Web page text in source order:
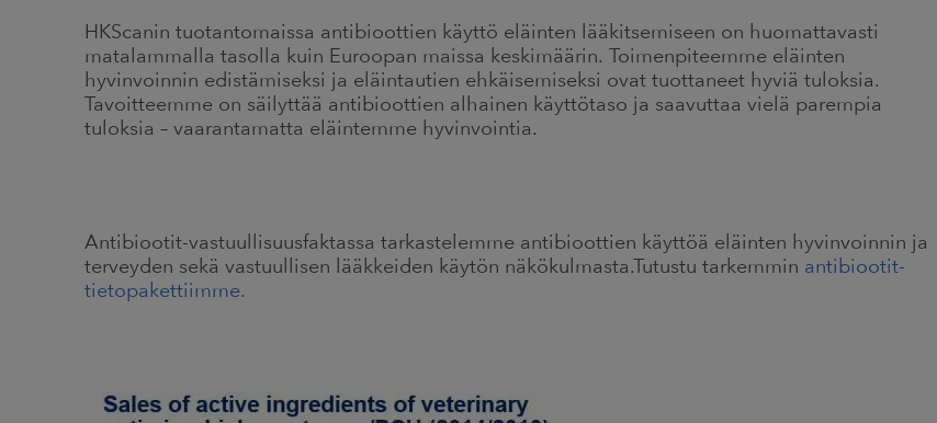
HKScanin tuotantomaissa antibioottien käyttö eläinten lääkitsemiseen on huomattavasti
matalammalla tasolla kuin Euroopan maissa keskimäärin. Toimenpiteemme eläinten
hyvinvoinnin edistämiseksi ja eläintautien ehkäisemiseksi ovat tuottaneet hyviä tuloksia.
Tavoitteemme on säilyttää antibioottien alhainen käyttötaso ja saavuttaa vielä parempia
tuloksia – vaarantamatta eläintemme hyvinvointia.
Antibiootit-vastuullisuusfaktassa tarkastelemme antibioottien käyttöä eläinten hyvinvoinnin ja
terveyden sekä vastuullisen lääkkeiden käytön näkökulmasta.Tutustu tarkemmin antibiootit-
tietopakettiimme.